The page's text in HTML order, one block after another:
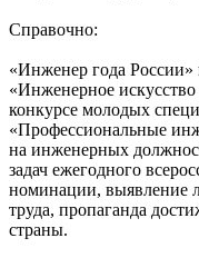
Справочно:
«Инженер года России»
«Инженерное
конкурсе молодых
«Профессиональные
на инженерных
задач ежегодного
номинации, выявление
труда, пропаганда
страны.